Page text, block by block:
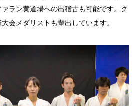
ラン黄道場への出稽古も可能です。ク
会メダリストも輩出しています。